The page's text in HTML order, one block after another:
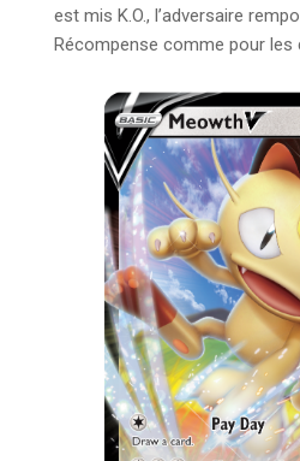
est mis K.O., l’adversaire
Récompense comme pour les